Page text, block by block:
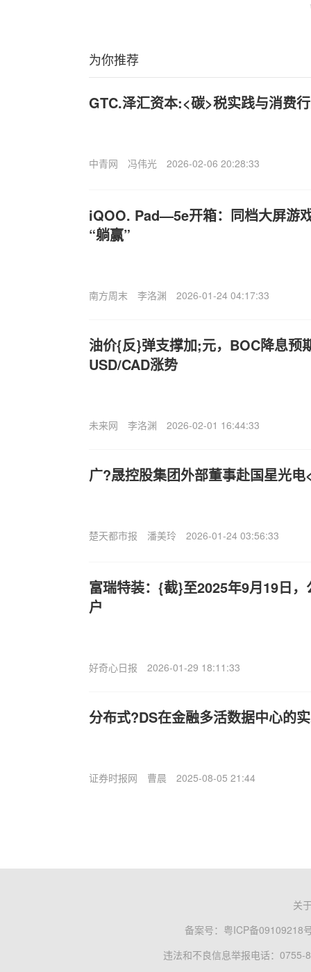
为你推荐
GTC.泽汇资本:<碳>税实践与消费
中青网 冯伟光 2026-02-06 20:28:33
iQOO. Pad—5e开箱：同档大屏游
“躺赢”
南方周末 李洛渊 2026-01-24 04:17:33
油价{反}弹支撑加;元，BOC降息预
USD/CAD涨势
未来网 李洛渊 2026-02-01 16:44:33
广?晟控股集团外部董事赴国星光
楚天都市报 潘美玲 2026-01-24 03:56:33
富瑞特装：{截}至2025年9月19日
户
好奇心日报 2026-01-29 18:11:33
分布式?DS在金融多活数据中心的
证券时报网 曹晨 2025-08-05 21:44
关
备案号： 粤ICP备09109218
违法和不良信息举报电话：0755-